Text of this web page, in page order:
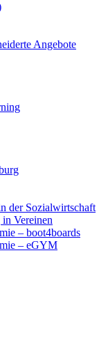
Angebote
der Sozialwirtschaft
Vereinen
– boot4boards
– eGYM